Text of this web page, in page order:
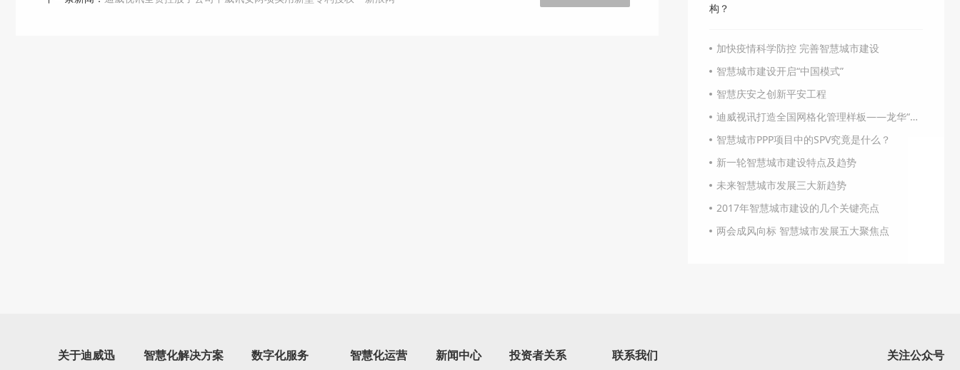
构？
加快疫情科学防控 完善智慧城市建设
智慧城市建设开启“中国模式”
智慧庆安之创新平安工程
迪威视讯打造全国网格化管理样板——龙华“织网工程”
智慧城市PPP项目中的SPV究竟是什么？
新一轮智慧城市建设特点及趋势
未来智慧城市发展三大新趋势
2017年智慧城市建设的几个关键亮点
两会成风向标 智慧城市发展五大聚焦点
关于迪威迅 智慧化解决方案 数字化服务 智慧化运营 新闻中心 投资者关系 联系我们 关注公众号